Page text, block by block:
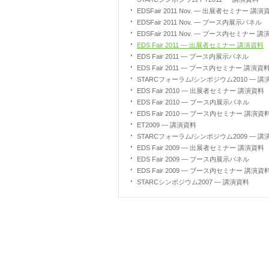
EDSFair 2011 Nov. ― 出展者セミナー 講演
EDSFair 2011 Nov. ― ブース内展示パネル
EDSFair 2011 Nov. ― ブース内セミナー 講
EDS Fair 2011 ― 出展者セミナー 講演資料
EDS Fair 2011 ― ブース内展示パネル
EDS Fair 2011 ― ブース内セミナー 講演資
STARCフォーラム/シンポジウム2010 ― 講
EDS Fair 2010 ― 出展者セミナー 講演資料
EDS Fair 2010 ― ブース内展示パネル
EDS Fair 2010 ― ブース内セミナー 講演資
ET2009 ― 講演資料
STARCフォーラム/シンポジウム2009 ― 講
EDS Fair 2009 ― 出展者セミナー 講演資料
EDS Fair 2009 ― ブース内展示パネル
EDS Fair 2009 ― ブース内セミナー 講演資
STARCシンポジウム2007 ― 講演資料